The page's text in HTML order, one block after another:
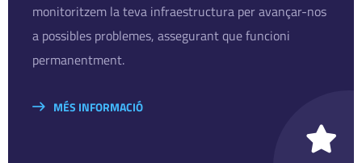
monitoritzem la teva infraestructura per avançar-nos
a possibles problemes, assegurant que funcioni
permanentment.
MÉS INFORMACIÓ